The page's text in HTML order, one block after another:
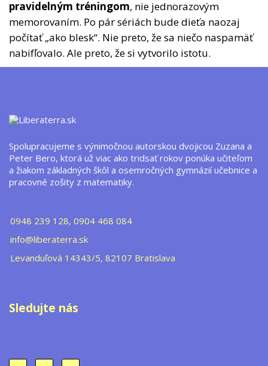
pravidelným tréningom, nie jednorazovým
memorovaním. Po pár sériách bude dieťa naozaj
počítať „ako blesk“. Nie preto, že sa niečo naspamäť
nabifľovalo. Ale preto, že si vytvorilo istotu.
Spolupracujeme s výnimočnou autorskou dvojicou Zuzana a
Peter Bero, ktorá už viac ako tridsať rokov ponúka učiteľom
a žiakom základných škôl a osemročných gymnázií učebnice a
pracovné zošity z matematiky.
0948 239 128, 0904 468 084
info@liberaterra.sk
Levanduľová 14343/5, 82107 Bratislava
Sledujte nás